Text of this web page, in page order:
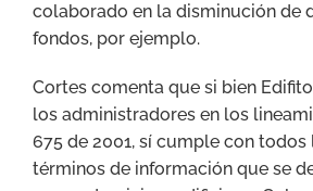
colaborado en la disminución de
fondos, por ejemplo.
Cortes comenta que si bien
los administradores en los
675 de 2001, sí cumple con
términos de información que se